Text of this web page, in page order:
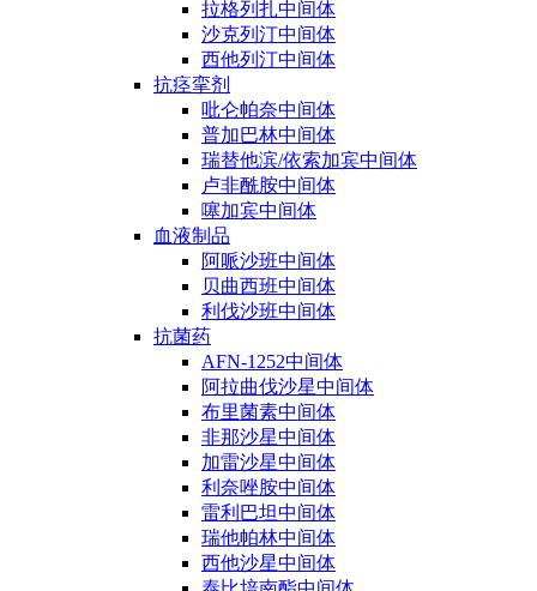
拉格列扎中间体
沙克列汀中间体
西他列汀中间体
抗痉挛剂
吡仑帕奈中间体
普加巴林中间体
瑞替他滨/依索加宾中间体
卢非酰胺中间体
噻加宾中间体
血液制品
阿哌沙班中间体
贝曲西班中间体
利伐沙班中间体
抗菌药
AFN-1252中间体
阿拉曲伐沙星中间体
布里菌素中间体
非那沙星中间体
加雷沙星中间体
利奈唑胺中间体
雷利巴坦中间体
瑞他帕林中间体
西他沙星中间体